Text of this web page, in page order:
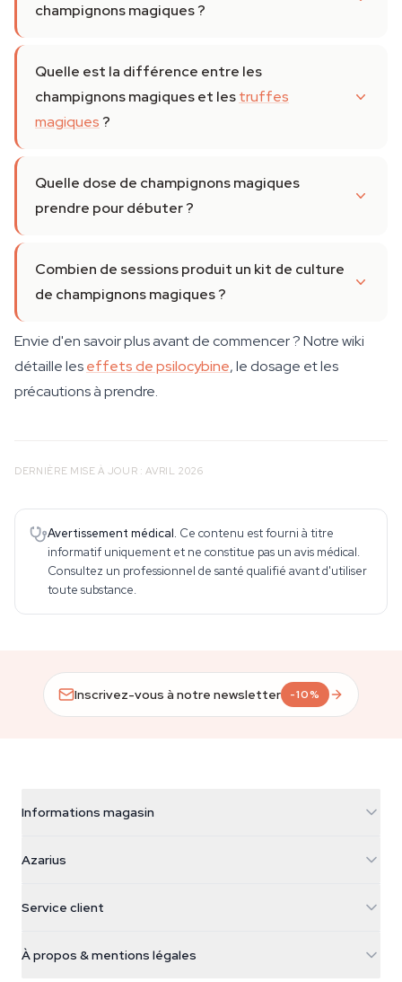
champignons magiques ?
Quelle est la différence entre les
champignons magiques et lestruffes
magiques ?
Quelle dose de champignons magiques
prendre pour débuter ?
Combien de sessions produit un kit de culture
de champignons magiques ?
Envie d'en savoir plus avant de commencer ? Notre wiki
détaille leseffets de psilocybine, le dosage et les
précautions à prendre.
DERNIÈRE MISE À JOUR : AVRIL 2026
Avertissement médical. Ce contenu est fourni à titre
informatif uniquement et ne constitue pas un avis médical.
Consultez un professionnel de santé qualifié avant d'utiliser
toute substance.
Inscrivez-vous à notre newsletter -10%
Informations magasin
Galvaniweg 11
Nederland
+31(0)204897914
Azarius
Smokeshop
Service client
Politique de retour
À propos & mentions légales